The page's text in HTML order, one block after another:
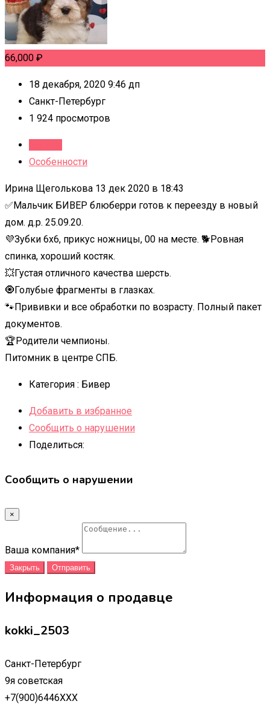
66,000 ₽
18 декабря, 2020 9:46 дп
Санкт-Петербург
1 924 просмотров
Особенности
Ирина Щеголькова 13 дек 2020 в 18:43
✅Мальчик БИВЕР блюберри готов к переезду в новый
дом. д.р. 25.09.20.
💜Зубки 6х6, прикус ножницы, 00 на месте. 🐕Ровная
спинка, хороший костяк.
💥Густая отличного качества шерсть.
🧿Голубые фрагменты в глазках.
🐾Прививки и все обработки по возрасту. Полный пакет
документов.
🏆Родители чемпионы.
Питомник в центре СПБ.
Категория : Бивер
Добавить в избранное
Сообщить о нарушении
Поделиться:
Сообщить о нарушении
×
Ваша компания*
Закрыть Отправить
Информация о продавце
kokki_2503
Санкт-Петербург
9я советская
+7(900)6446XXX